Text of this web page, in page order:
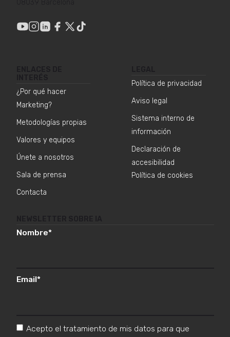
¿Por qué hacer
Marketing?
Metodologías propias
Valores y equipos
Únete a nosotros
Sala de prensa
Contacta
Política de privacidad
Aviso legal
Sistema interno de
información
Declaración de
accesibilidad
Política de cookies
Nombre*
Email*
Acepto el tratamiento de mis datos para que